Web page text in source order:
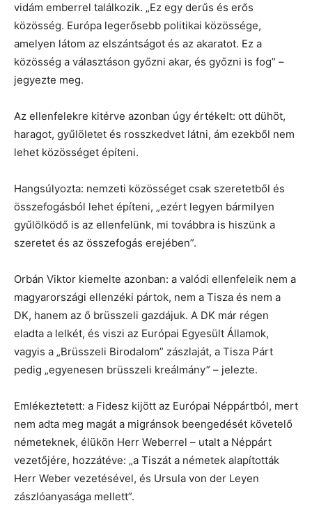
vidám emberrel találkozik. „Ez egy derűs és erős
közösség. Európa legerősebb politikai közössége,
amelyen látom az elszántságot és az akaratot. Ez a
közösség a választáson győzni akar, és győzni is fog” –
jegyezte meg.
Az ellenfelekre kitérve azonban úgy értékelt: ott dühöt,
haragot, gyűlöletet és rosszkedvet látni, ám ezekből nem
lehet közösséget építeni.
Hangsúlyozta: nemzeti közösséget csak szeretetből és
összefogásból lehet építeni, „ezért legyen bármilyen
gyűlölködő is az ellenfelünk, mi továbbra is hiszünk a
szeretet és az összefogás erejében”.
Orbán Viktor kiemelte azonban: a valódi ellenfeleik nem a
magyarországi ellenzéki pártok, nem a Tisza és nem a
DK, hanem az ő brüsszeli gazdájuk. A DK már régen
eladta a lelkét, és viszi az Európai Egyesült Államok,
vagyis a „Brüsszeli Birodalom” zászlaját, a Tisza Párt
pedig „egyenesen brüsszeli kreálmány” – jelezte.
Emlékeztetett: a Fidesz kijött az Európai Néppártból, mert
nem adta meg magát a migránsok beengedését követelő
németeknek, élükön Herr Weberrel – utalt a Néppárt
vezetőjére, hozzátéve: „a Tiszát a németek alapították
Herr Weber vezetésével, és Ursula von der Leyen
zászlóanyasága mellett”.